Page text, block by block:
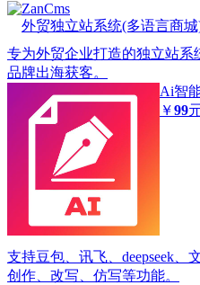
ZanCms
外贸独立站系统(多语言商
专为外贸企业打造的独立站系
品牌出海获客。
Ai智
￥99
支持豆包、讯飞、deepseek、
创作、改写、仿写等功能。